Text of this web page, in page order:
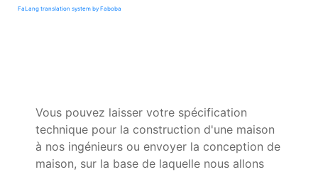
FaLang translation system by Faboba
Vous pouvez laisser votre spécification
technique pour la construction d'une maison
à nos ingénieurs ou envoyer la conception de
maison, sur la base de laquelle nous allons